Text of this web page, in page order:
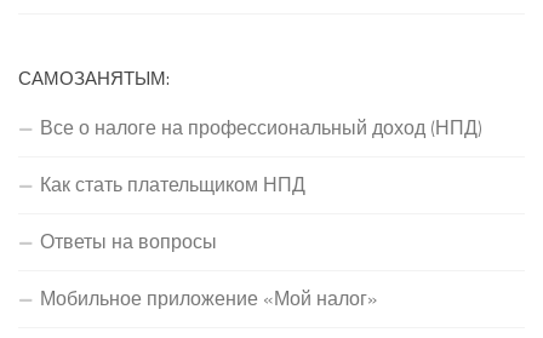
САМОЗАНЯТЫМ:
Все о налоге на профессиональный доход (НПД)
Как стать плательщиком НПД
Ответы на вопросы
Мобильное приложение «Мой налог»